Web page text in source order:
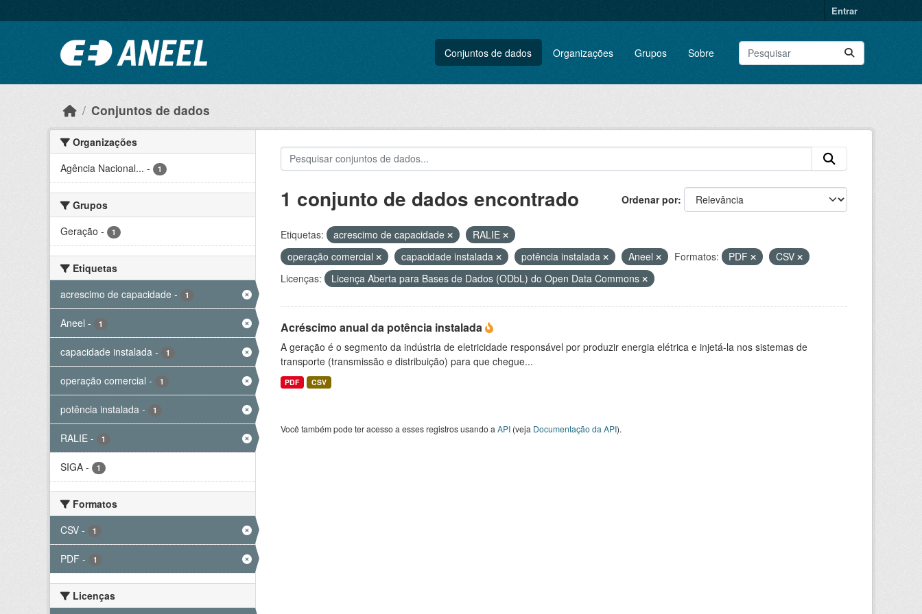
Entrar
Conjuntos de dados Organizações Grupos Sobre
Conjuntos de dados
Organizações
Agência Nacional... - 1
Grupos
Geração - 1
Etiquetas
acrescimo de capacidade - 1
Aneel - 1
capacidade instalada - 1
operação comercial - 1
potência instalada - 1
RALIE - 1
SIGA - 1
Formatos
CSV - 1
PDF - 1
Licenças
Ordenar por
1 conjunto de dados encontrado
Etiquetas: acrescimo de capacidade
RALIE
operação comercial
capacidade instalada potência instalada Aneel Formatos: PDF
CSV
Licenças:
Licença Aberta para Bases de Dados (ODbL) do Open Data Commons
Acréscimo anual da potência instalada
A geração é o segmento da indústria de eletricidade responsável por produzir energia elétrica e injetá-la nos sistemas de
transporte (transmissão e distribuição) para que chegue...
PDF CSV
Você também pode ter acesso a esses registros usando a API(veja Documentação da API).